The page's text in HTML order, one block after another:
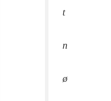
t
n
ø